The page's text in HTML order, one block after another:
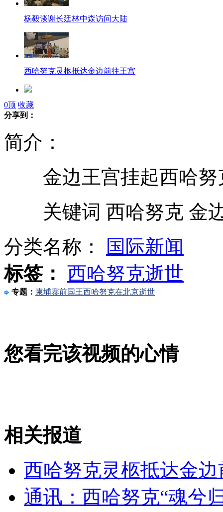
杨毅谈谢长廷林中森访问大陆
西哈努克灵柩抵达金边前往王宫
梵高毕加索等大师7幅名画被盗
有“四个太阳”的行星首次被证实
宝马民坠河工跳河救人 司机未言谢
银行捡30万金条不报警 称为等失主
青岛一列火车倒车时与公交相撞
首届翼装飞行锦标赛张家界举行
0顶 收藏
分享到：
简介：
金边王宫挂起西哈努
关键词 西哈努克 金
分类名称：
国际新闻
标签： 西哈努克逝世
专题： 柬埔寨前国王西哈努克在北京逝世
您看完该视频的心情
相关报道
西哈努克灵柩抵达金
通讯：西哈努克“魂兮